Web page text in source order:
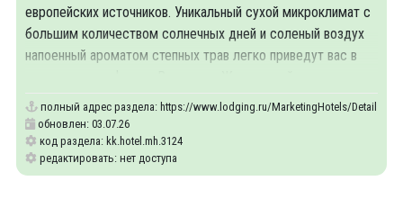
европейских источников. Уникальный сухой микроклимат с
большим количеством солнечных дней и соленый воздух
напоенный ароматом степных трав легко приведут вас в
полный адрес раздела: https://www.lodging.ru/MarketingHotels/Details/
обновлен: 03.07.26
код раздела: kk.hotel.mh.3124
редактировать: нет доступа